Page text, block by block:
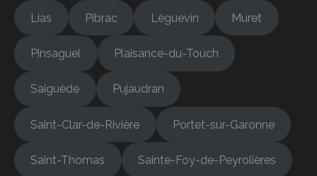
Lias Pibrac Léguevin Muret
Pinsaguel Plaisance-du-Touch
Saiguède Pujaudran
Saint-Clar-de-Rivière Portet-sur-Garonne
Saint-Thomas Sainte-Foy-de-Peyrolières